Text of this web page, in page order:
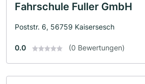
Fahrschule Fuller GmbH
Poststr. 6, 56759 Kaisersesch
0.0 (0 Bewertungen)